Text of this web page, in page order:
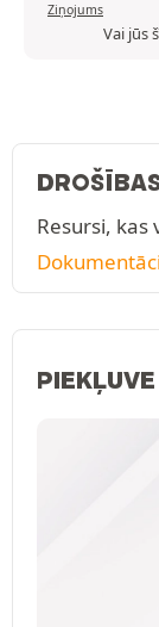
Ziņojums
Vai jūs
Resursi,